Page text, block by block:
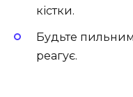
кістки.
Будьте
реагує.